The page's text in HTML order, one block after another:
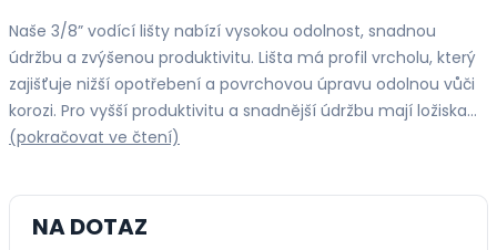
Naše 3/8” vodící lišty nabízí vysokou odolnost, snadnou
údržbu a zvýšenou produktivitu. Lišta má profil vrcholu, který
zajišťuje nižší opotřebení a povrchovou úpravu odolnou vůči
korozi. Pro vyšší produktivitu a snadnější údržbu mají ložiska…
(pokračovat ve čtení)
NA DOTAZ